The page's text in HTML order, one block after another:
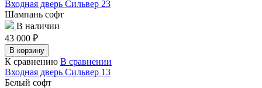
Входная дверь Сильвер 23
Шампань софт
В наличии
43 000 ₽
В корзину
К сравнению В сравнении
Входная дверь Сильвер 13
Белый софт